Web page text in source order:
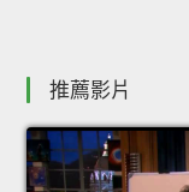
推薦影片